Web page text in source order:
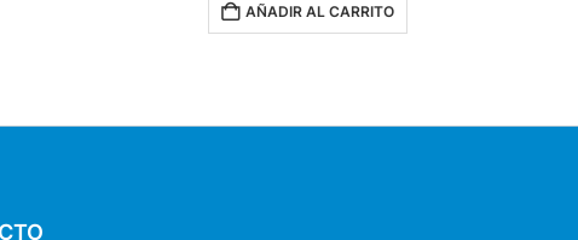
AÑADIR AL CARRITO